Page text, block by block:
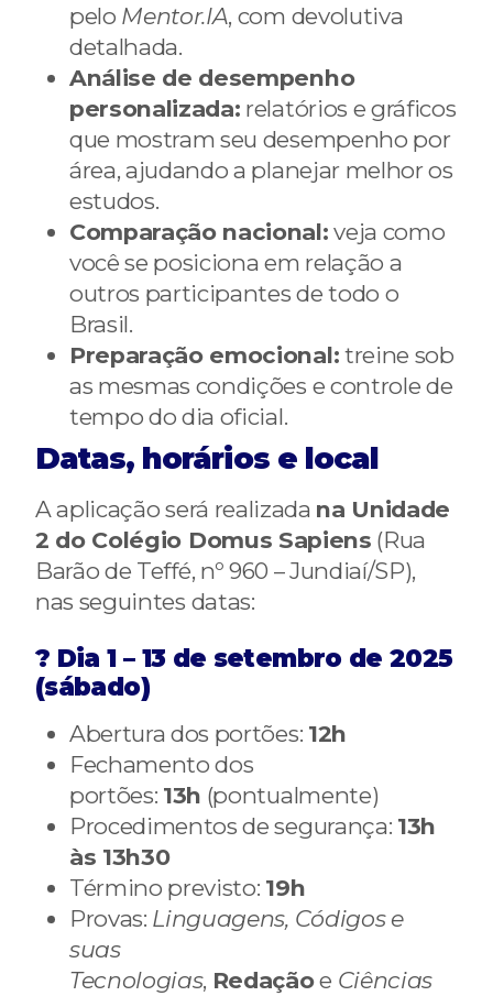
pelo Mentor.IA, com devolutiva
detalhada.
Análise de desempenho
personalizada: relatórios e gráficos
que mostram seu desempenho por
área, ajudando a planejar melhor os
estudos.
Comparação nacional: veja como
você se posiciona em relação a
outros participantes de todo o
Brasil.
Preparação emocional: treine sob
as mesmas condições e controle de
tempo do dia oficial.
Datas, horários e local
A aplicação será realizada na Unidade
2 do Colégio Domus Sapiens (Rua
Barão de Teffé, nº 960 – Jundiaí/SP),
nas seguintes datas:
? Dia 1 – 13 de setembro de 2025
(sábado)
Abertura dos portões: 12h
Fechamento dos
portões: 13h (pontualmente)
Procedimentos de segurança: 13h
às 13h30
Término previsto: 19h
Provas: Linguagens, Códigos e
suas
Tecnologias, Redaçãoe Ciências